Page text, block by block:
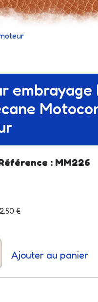
embrayage
: MM226
€
Ajouter au panier